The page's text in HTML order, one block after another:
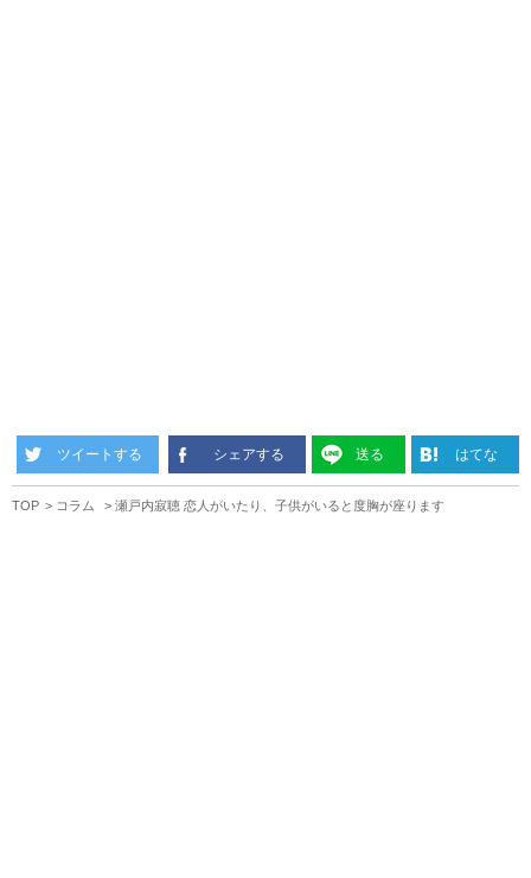
ツイートする シェアする 送る はてな
TOP コラム 瀬戸内寂聴 恋人がいたり、子供がいると度胸が座ります